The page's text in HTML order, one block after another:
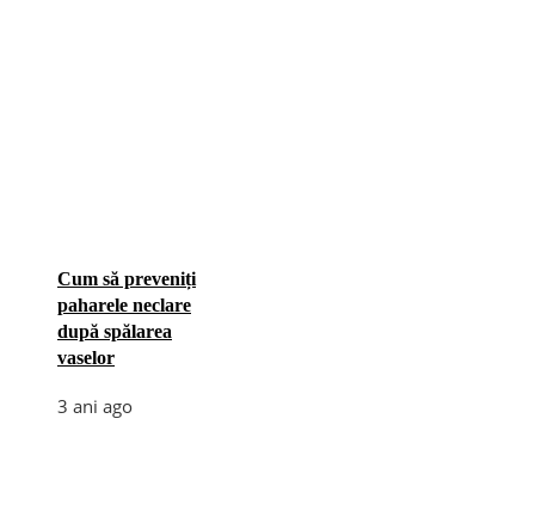
Cum să preveniți
paharele neclare
după spălarea
vaselor
3 ani ago